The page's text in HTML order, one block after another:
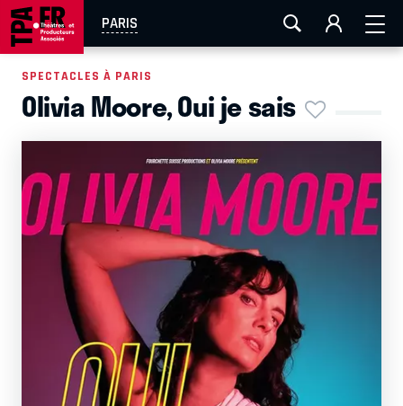
PARIS
AIX-MARSEILLE LA ROCHELLE
EN TOURNÉE
SPECTACLES À PARIS
Olivia Moore, Oui je sais